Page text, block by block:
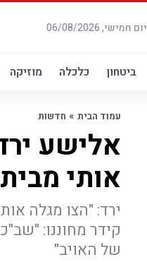
יום חמישי, 06/08/2026
ביטחון כלכלה מוזיקה
עמוד הבית » חדשות
אלישע
אותי
ירד: "הצו מגלה
קידר מחוננו:
של האויב"